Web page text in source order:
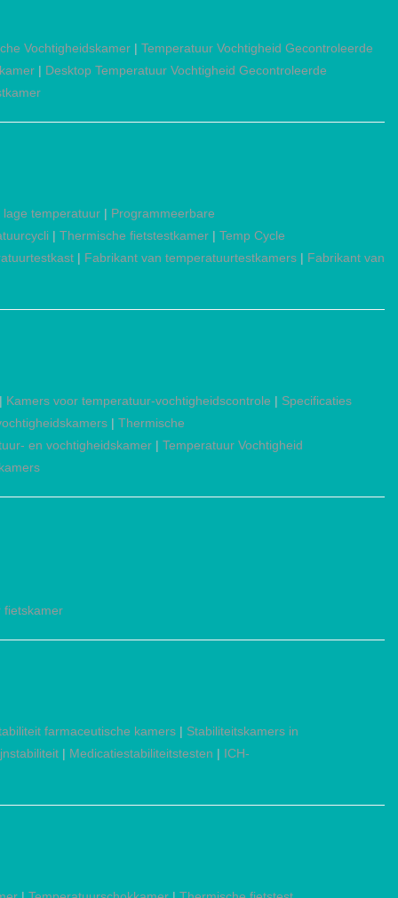
Vochtigheidskamer | Temperatuur Vochtigheid Gecontroleerde
| Desktop Temperatuur Vochtigheid Gecontroleerde
lage temperatuur | Programmeerbare
| Thermische fietstestkamer | Temp Cycle
| Fabrikant van temperatuurtestkamers | Fabrikant van
| Kamers voor temperatuur-vochtigheidscontrole | Specificaties
| Thermische
en vochtigheidskamer | Temperatuur Vochtigheid
fietskamer
farmaceutische kamers | Stabiliteitskamers in
| Medicatiestabiliteitstesten | ICH-